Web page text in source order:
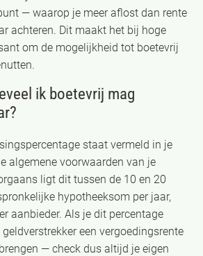
— waarop je meer aflost dan rente
achteren. Dit maakt het bij hoge
om de mogelijkheid tot boetevrij
ik boetevrij mag
staat vermeld in je
algemene voorwaarden van je
ligt dit tussen de 10 en 20
hypotheeksom per jaar,
aanbieder. Als je dit percentage
een vergoedingsrente
— check dus altijd je eigen